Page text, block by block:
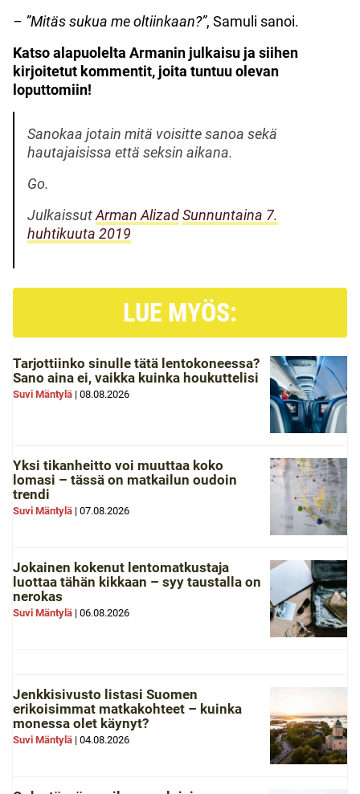
– ”Mitäs sukua me oltiinkaan?”, Samuli sanoi.
Katso alapuolelta Armanin julkaisu ja siihen
kirjoitetut kommentit, joita tuntuu olevan
loputtomiin!
Sanokaa jotain mitä voisitte sanoa sekä
hautajaisissa että seksin aikana.
Go.
JulkaissutArman AlizadSunnuntaina 7.
huhtikuuta 2019
LUE MYÖS:
Tarjottiinko sinulle tätä lentokoneessa?
Sano aina ei, vaikka kuinka houkuttelisi
Suvi Mäntylä | 08.08.2026
Yksi tikanheitto voi muuttaa koko
lomasi – tässä on matkailun oudoin
trendi
Suvi Mäntylä | 07.08.2026
Jokainen kokenut lentomatkustaja
luottaa tähän kikkaan – syy taustalla on
nerokas
Suvi Mäntylä | 06.08.2026
Jenkkisivusto listasi Suomen
erikoisimmat matkakohteet – kuinka
monessa olet käynyt?
Suvi Mäntylä | 04.08.2026